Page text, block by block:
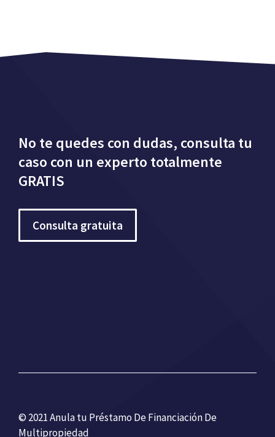
No te quedes con dudas, consulta tu
caso con un experto totalmente
GRATIS
Consulta gratuita
© 2021 Anula tu Préstamo De Financiación De
Multipropiedad